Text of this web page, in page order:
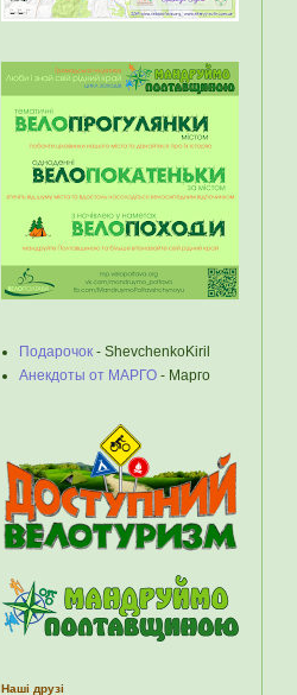
Подарочок - ShevchenkoKiril
Анекдоты от МАРГО - Марго
Наші друзі